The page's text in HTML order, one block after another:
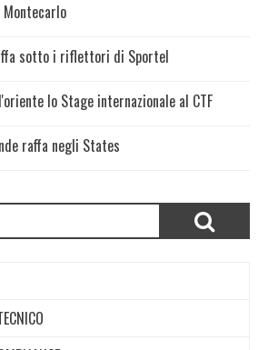
Montecarlo
sotto i riflettori di Sportel
lo Stage internazionale al CTF
raffa negli States